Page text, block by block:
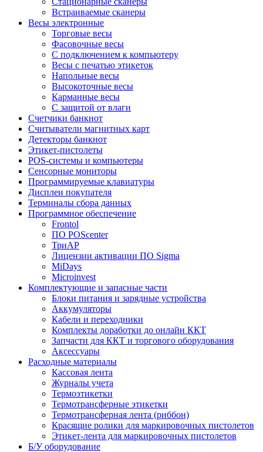
Встраиваемые сканеры
Весы электронные
Торговые весы
Фасовочные весы
С подключением к компьютеру
Весы с печатью этикеток
Напольные весы
Высокоточные весы
Карманные весы
C защитой от влаги
Счетчики банкнот
Считыватели магнитных карт
Детекторы банкнот
Этикет-пистолеты
POS-системы и компьютеры
Сенсорные мониторы
Программируемые клавиатуры
Дисплеи покупателя
Терминалы сбора данных
Программное обеспечение
Frontol
ПО POScenter
ТриАР
Лицензии активации ПО Sigma
MiDays
Microinvest
Комплектующие и запасные части
Блоки питания и зарядные устройства
Аккумуляторы
Кабели и переходники
Комплекты доработки до онлайн ККТ
Запчасти для ККТ и торгового оборудования
Аксессуары
Расходные материалы
Кассовая лента
Журналы учета
Термоэтикетки
Термотрансферные этикетки
Термотрансферная лента (риббон)
Красящие ролики для маркировочных пистолетов
Этикет-лента для маркировочных пистолетов
Б/У оборудование